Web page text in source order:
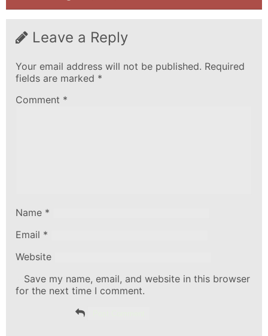
Leave a Reply
Your email address will not be published. Required
fields are marked *
Comment *
Name *
Email *
Website
Save my name, email, and website in this browser
for the next time I comment.